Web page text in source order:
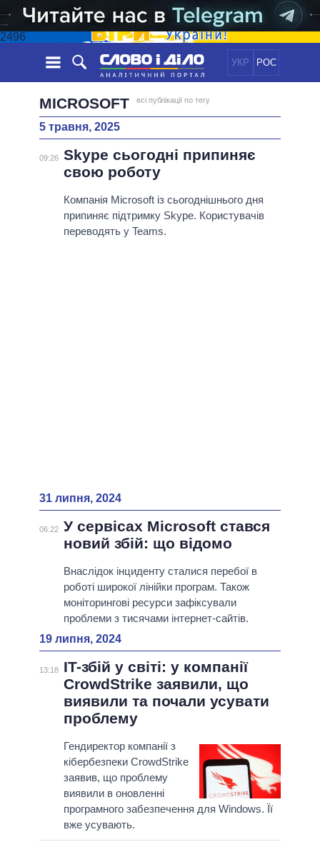
2496
УКР РОС
НОВИНИ
СТРІЧКА
ПОДІЇ
СТАТТІ
ДУМКИ
ОГЛЯДИ
ДАЙДЖЕСТИ
ЕКОНОМІКА
СВІТ
ПОЛIТИКИ
УСІ ПОЛІТИКИ
ПРЕЗИДЕНТ І ОФІС
ВЕРХОВНА РАДА
ІНФОГРАФІКА
ВІДЕО
MICROSOFT всі публікації по тегу
5 травня, 2025
09:26 Skype сьогодні припиняє
свою роботу
Компанія Microsoft із сьогоднішнього дня
припиняє підтримку Skype. Користувачів
переводять у Teams.
31 липня, 2024
06:22 У сервісах Microsoft стався
новий збій: що відомо
Внаслідок інциденту сталися перебої в
роботі широкої лінійки програм. Також
моніторингові ресурси зафіксували
проблеми з тисячами інтернет-сайтів.
19 липня, 2024
13:18
IT-збій у світі: у компанії
CrowdStrike заявили, що
виявили та почали усувати
проблему
Гендиректор компанії з
кібербезпеки CrowdStrike
заявив, що проблему
виявили в оновленні
програмного забезпечення для Windows. Її
вже усувають.